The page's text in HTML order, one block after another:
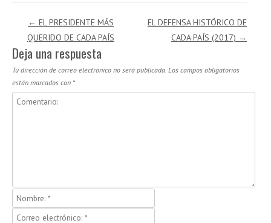
Navegación de entradas
← EL PRESIDENTE MÁS
QUERIDO DE CADA PAÍS
EL DEFENSA HISTÓRICO DE
CADA PAÍS (2017) →
Deja una respuesta
Tu dirección de correo electrónico no será publicada. Los campos obligatorios
están marcados con *